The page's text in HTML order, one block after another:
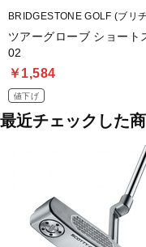
BRIDGESTONE GOLF (ブリ
ツアーグローブ ショー
02
￥1,584
値下げ
最近チェックした